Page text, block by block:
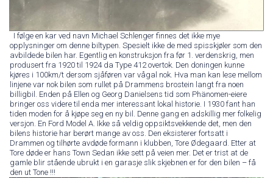
I følge en kar ved navn Michael Schlenger finnes det ikke mye
opplysninger om denne biltypen. Spesielt ikke de med spisskjøler som den
avbildede bilen har. Egentlig en konstruksjon fra før 1. verdenskrig, men
produsert fra 1920 til 1924 da Type 412 overtok. Den doningen kunne
kjøres i 100km/t dersom sjåføren var vågal nok. Hva man kan lese mellom
linjene var nok bilen som rullet på Drammens brostein langt fra noen
billigbil. Enden på Ellen og Georg Danielsens tid som Phänomen-eiere
bringer oss videre til enda mer interessant lokal historie. I 1930 fant han
tiden moden for å kjøpe seg en ny bil. Denne gang en adskillig mer folkelig
versjon. En Ford Model A. Ikke så veldig oppsiktsvekkende det, men den
bilens historie har berørt mange av oss. Den eksisterer fortsatt i
Drammen og tilhørte avdøde formann i klubben, Tore Ødegaard. Etter at
Tore døde er hans Town Sedan ikke sett på veien mer. Det er trist at de
gamle blir stående ubrukt i en garasje slik skjebnen er for den bilen – få
den ut Tone !!!